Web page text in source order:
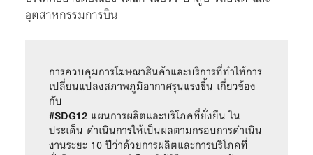
อุตสาหกรรมการบิน
การควบคุมการโฆษณาสินค้าและบริการที่ทำให้การ
เปลี่ยนแปลงสภาพภูมิอากาศรุนแรงขึ้น เกี่ยวข้อง
#SDG12 แผนการผลิตและบริโภคที่ยั่งยืน ใน
ประเด็น ดำเนินการให้เป็นผลตามกรอบการดำเนิน
งานระยะ 10 ปีว่าด้วยการผลิตและการบริโภคที่